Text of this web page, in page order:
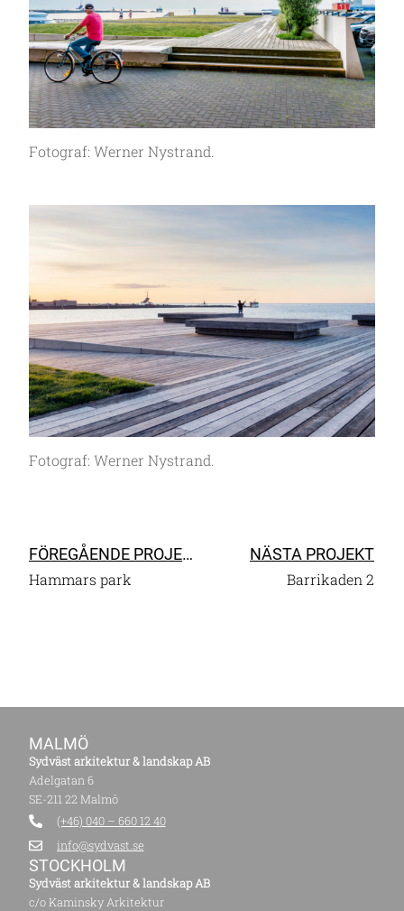
Fotograf: Werner Nystrand.
Fotograf: Werner Nystrand.
FÖREGÅENDE PROJEKT
Hammars park
NÄSTA PROJEKT
Barrikaden 2
MALMÖ
Sydväst arkitektur & landskap AB
Adelgatan 6
SE-211 22 Malmö
(+46) 040 – 660 12 40
info@sydvast.se
STOCKHOLM
Sydväst arkitektur & landskap AB
c/o Kaminsky Arkitektur